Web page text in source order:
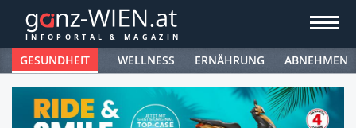
GESUNDHEIT WELLNESS ERNÄHRUNG ABNEHMEN